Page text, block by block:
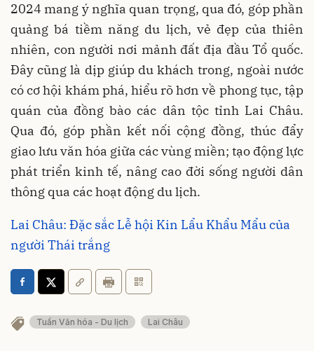
2024 mang ý nghĩa quan trọng, qua đó, góp phần
quảng bá tiềm năng du lịch, vẻ đẹp của thiên
nhiên, con người nơi mảnh đất địa đầu Tổ quốc.
Đây cũng là dịp giúp du khách trong, ngoài nước
có cơ hội khám phá, hiểu rõ hơn về phong tục, tập
quán của đồng bào các dân tộc tỉnh Lai Châu.
Qua đó, góp phần kết nối cộng đồng, thúc đẩy
giao lưu văn hóa giữa các vùng miền; tạo động lực
phát triển kinh tế, nâng cao đời sống người dân
thông qua các hoạt động du lịch.
Lai Châu: Đặc sắc Lễ hội Kin Lẩu Khẩu Mẩu của
người Thái trắng
Tuần Văn hóa - Du lịch Lai Châu